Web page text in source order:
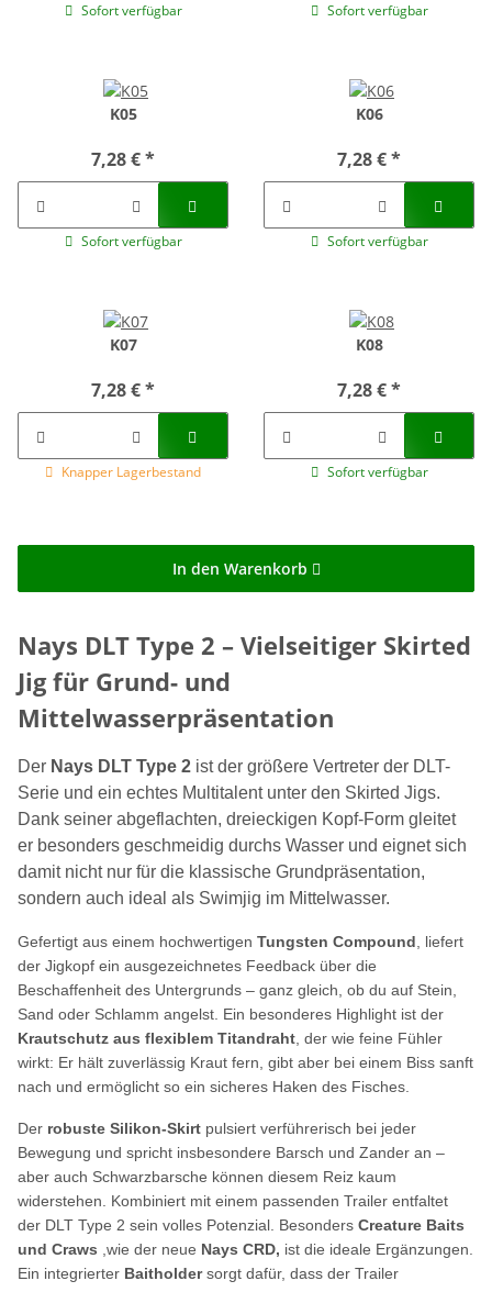
Sofort verfügbar Sofort verfügbar
K05
7,28 €*
Sofort verfügbar
K06
7,28 €*
Sofort verfügbar
K07
7,28 €*
Knapper Lagerbestand
K08
7,28 €*
Sofort verfügbar
In den Warenkorb
Nays DLT Type 2 – Vielseitiger Skirted
Jig für Grund- und
Mittelwasserpräsentation
Der Nays DLT Type 2 ist der größere Vertreter der DLT-
Serie und ein echtes Multitalent unter den Skirted Jigs.
Dank seiner abgeflachten, dreieckigen Kopf-Form gleitet
er besonders geschmeidig durchs Wasser und eignet sich
damit nicht nur für die klassische Grundpräsentation,
sondern auch ideal als Swimjig im Mittelwasser.
Gefertigt aus einem hochwertigen Tungsten Compound , liefert
der Jigkopf ein ausgezeichnetes Feedback über die
Beschaffenheit des Untergrunds – ganz gleich, ob du auf Stein,
Sand oder Schlamm angelst. Ein besonderes Highlight ist der
Krautschutz aus flexiblem Titandraht , der wie feine Fühler
wirkt: Er hält zuverlässig Kraut fern, gibt aber bei einem Biss sanft
nach und ermöglicht so ein sicheres Haken des Fisches.
Der robuste Silikon-Skirt pulsiert verführerisch bei jeder
Bewegung und spricht insbesondere Barsch und Zander an –
aber auch Schwarzbarsche können diesem Reiz kaum
widerstehen. Kombiniert mit einem passenden Trailer entfaltet
der DLT Type 2 sein volles Potenzial. Besonders Creature Baits
und Craws ,wie der neue Nays CRD, ist die ideale Ergänzungen.
Ein integrierter Baitholdersorgt dafür, dass der Trailer